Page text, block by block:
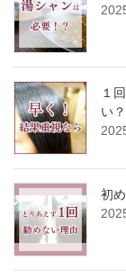
１
い？
初